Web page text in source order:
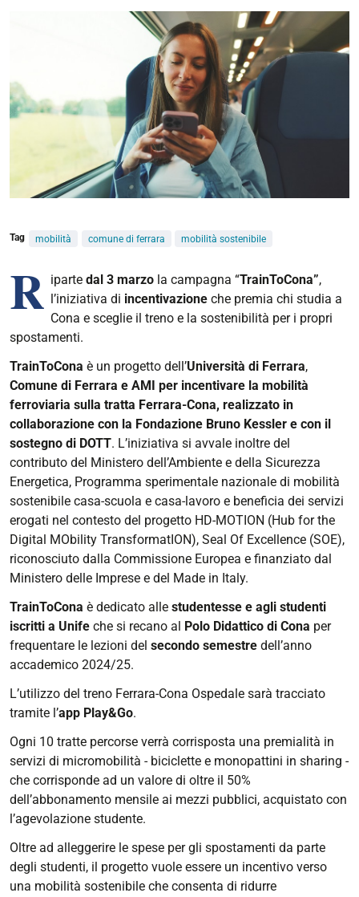
Tag mobilità comune di ferrara mobilità sostenibile
R iparte dal 3 marzo la campagna “TrainToCona”,
l’iniziativa di incentivazione che premia chi studia a
Cona e sceglie il treno e la sostenibilità per i propri
spostamenti.
TrainToCona è un progetto dell’Università di Ferrara,
Comune di Ferrara e AMI per incentivare la mobilità
ferroviaria sulla tratta Ferrara-Cona, realizzato in
collaborazione con la Fondazione Bruno Kessler e con il
sostegno di DOTT. L’iniziativa si avvale inoltre del
contributo del Ministero dell’Ambiente e della Sicurezza
Energetica, Programma sperimentale nazionale di mobilità
sostenibile casa-scuola e casa-lavoro e beneficia dei servizi
erogati nel contesto del progetto HD-MOTION (Hub for the
Digital MObility TransformatION), Seal Of Excellence (SOE),
riconosciuto dalla Commissione Europea e finanziato dal
Ministero delle Imprese e del Made in Italy.
TrainToCona è dedicato alle studentesse e agli studenti
iscritti a Unife che si recano al Polo Didattico di Cona per
frequentare le lezioni del secondo semestre dell’anno
accademico 2024/25.
L’utilizzo del treno Ferrara-Cona Ospedale sarà tracciato
tramite l’app Play&Go.
Ogni 10 tratte percorse verrà corrisposta una premialità in
servizi di micromobilità - biciclette e monopattini in sharing -
che corrisponde ad un valore di oltre il 50%
dell’abbonamento mensile ai mezzi pubblici, acquistato con
l’agevolazione studente.
Oltre ad alleggerire le spese per gli spostamenti da parte
degli studenti, il progetto vuole essere un incentivo verso
una mobilità sostenibile che consenta di ridurre